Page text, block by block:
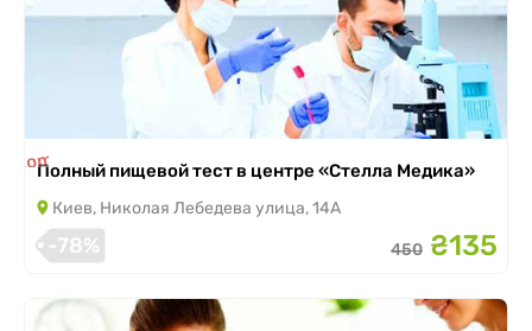
completed
Полный пищевой тест в центре «Стелла Медика»
Киев, Николая Лебедева улица, 14А
-78% 450 ₴135